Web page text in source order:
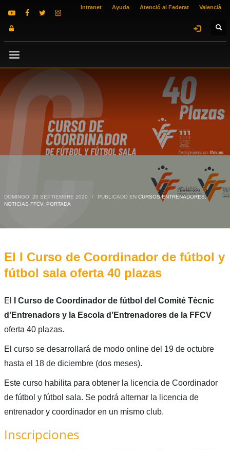
Intranet Ayuda Atenció al Federat Valencià
DOMINGO, 20 SEPTIEMBRE 2020 / PUBLICADO EN CURSOS ENTRENADORES,
NOTICIAS FFCV, PORTADA
El I Curso de Coordinador de fútbol y
fútbol sala oferta 40 plazas
El
I Curso de Coordinador de fútbol del Comité Tècnic
d’Entrenadors y la Escola d’Entrenadores de la FFCV
oferta 40 plazas.
El curso se desarrollará de modo online del 19 de octubre
hasta el 18 de diciembre (dos meses).
Este curso habilita para obtener la licencia de Coordinador
de fútbol y fútbol sala. Se podrá alternar la licencia de
entrenador y coordinador en un mismo club.
Inscripciones